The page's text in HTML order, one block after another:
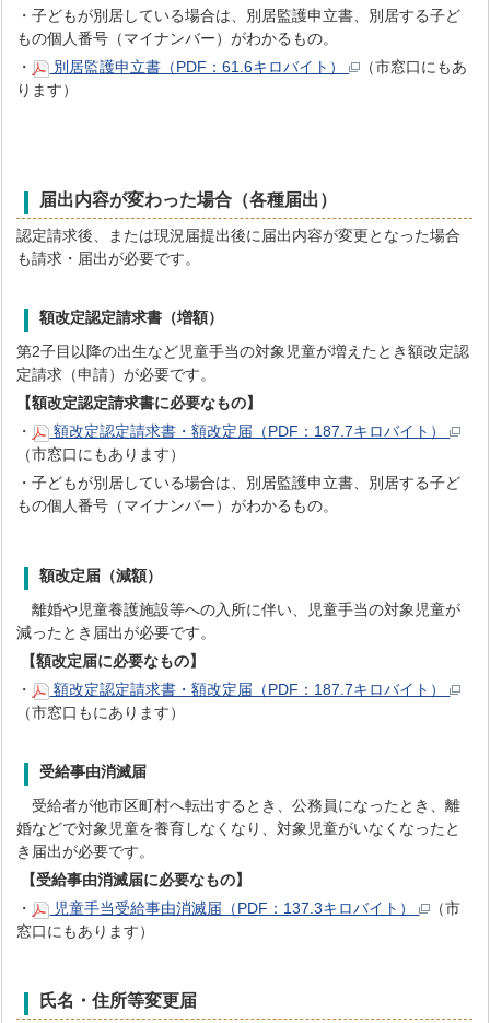
・子どもが別居している場合は、別居監護申立書、別居する子ど
もの個人番号（マイナンバー）がわかるもの。
・
別居監護申立書（PDF：61.6キロバイト）
（市窓口にもあ
ります）
届出内容が変わった場合（各種届出）
認定請求後、または現況届提出後に届出内容が変更となった場合
も請求・届出が必要です。
額改定認定請求書（増額）
第2子目以降の出生など児童手当の対象児童が増えたとき額改定認
定請求（申請）が必要です。
【額改定認定請求書に必要なもの】
・
額改定認定請求書・額改定届（PDF：187.7キロバイト）
（市窓口にもあります）
・子どもが別居している場合は、別居監護申立書、別居する子ど
もの個人番号（マイナンバー）がわかるもの。
額改定届（減額）
離婚や児童養護施設等への入所に伴い、児童手当の対象児童が
減ったとき届出が必要です。
【額改定届に必要なもの】
・
額改定認定請求書・額改定届（PDF：187.7キロバイト）
（市窓口もにあります）
受給事由消滅届
受給者が他市区町村へ転出するとき、公務員になったとき、離
婚などで対象児童を養育しなくなり、対象児童がいなくなったと
き届出が必要です。
【受給事由消滅届に必要なもの】
・
児童手当受給事由消滅届（PDF：137.3キロバイト）
（市
窓口にもあります）
氏名・住所等変更届